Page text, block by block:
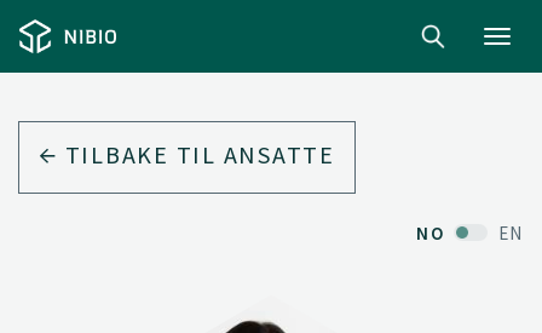
TILBAKE TIL ANSATTE
NO EN